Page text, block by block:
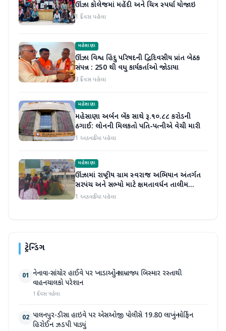
ઊંઝા કોલેજમાં મહેંદી અને ચિત્ર સ્પર્ધા યોજાઇ
1 દિવસ પહેલા
મહેસાણા
ઊંઝા વિશ્વ હિંદુ પરિષદની દ્વિદિવસીય પ્રાંત બેઠક
સંપન્ન : 250 થી વધુ કાર્યકર્તાઓ જોડાયા
3 દિવસ પહેલા
મહેસાણા
મહેસાણા અર્બન બેંક સાથે રૂ.૧૦.૮૮ કરોડની
ઠગાઈ: લોનની મિલકતો પતિ-પત્નીએ વેચી મારી
1 અઠવાડિયા પહેલા
મહેસાણા
ઊંઝામાં રાષ્ટ્રીય ગ્રામ સ્વરાજ અભિયાન અંતર્ગત
સરપંચ અને સભ્યો માટે ક્ષમતાવર્ધન તાલીમ
યોજાઈ
1 અઠવાડિયા પહેલા
ટ્રેન્ડિંગ
01 નેનાવા-સાંચોર હાઈવે પર ખાડાઓનું સામ્રાજ્ય બિસ્માર રસ્તાથી
વાહનચાલકો પરેશાન
1 દિવસ પહેલા
02 પાલનપુર-ડીસા હાઇવે પર એસઓજી પોલીસે 19.80 લાખનું મોર્ફિન
હિરોઈન ઝડપી પાડ્યું